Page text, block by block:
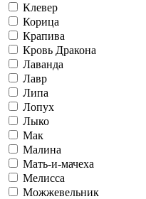
Клевер
Корица
Крапива
Кровь Дракона
Лаванда
Лавр
Липа
Лопух
Лыко
Мак
Малина
Мать-и-мачеха
Мелисса
Можжевельник